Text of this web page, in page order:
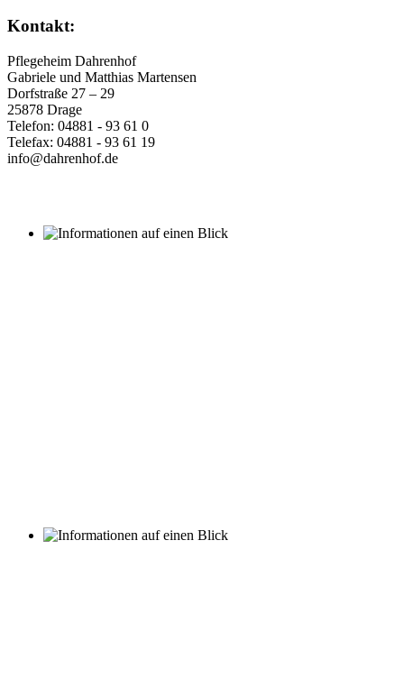
unseren Bewohnern ein besonders familiäres Gefühl des
Wir freuen uns auf Sie!
Kontakt:
Pflegeheim Dahrenhof
Gabriele und Matthias Martensen
Dorfstraße 27 – 29
25878 Drage
Telefon: 04881 - 93 61 0
Telefax: 04881 - 93 61 19
info@dahrenhof.de